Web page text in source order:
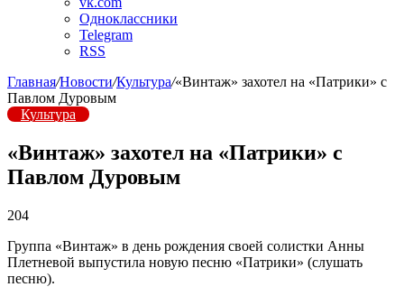
Одноклассники
Telegram
RSS
Главная/Новости/Культура/«Винтаж» захотел на «Патрики» с
Павлом Дуровым
Культура
«Винтаж» захотел на «Патрики» с
Павлом Дуровым
204
Группа «Винтаж» в день рождения своей солистки Анны
Плетневой выпустила новую песню «Патрики» (слушать
песню).